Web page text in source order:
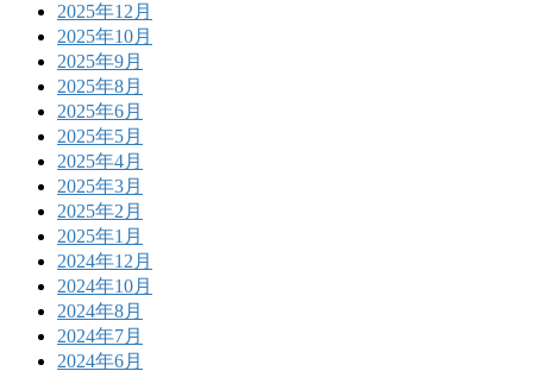
2025年12月
2025年10月
2025年9月
2025年8月
2025年6月
2025年5月
2025年4月
2025年3月
2025年2月
2025年1月
2024年12月
2024年10月
2024年8月
2024年7月
2024年6月